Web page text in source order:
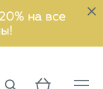
на все